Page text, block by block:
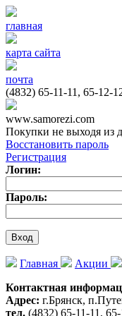
главная
карта сайта
почта
(4832) 65-11-11, 65-12-
www.samorezi.com
Покупки не выходя из
Восстановить пароль
Регистрация
Логин:
Пароль:
Главная Акции
Контактная
Адрес: г.Брянск,
тел. (4832) 65-11-11,